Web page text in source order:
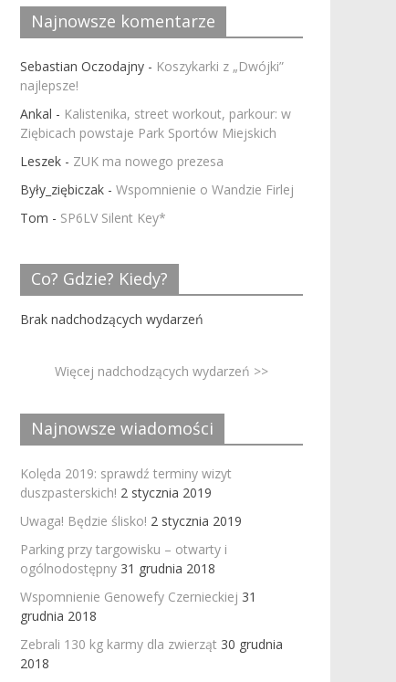
Najnowsze komentarze
Sebastian Oczodajny - Koszykarki z „Dwójki”
najlepsze!
Ankal - Kalistenika, street workout, parkour: w
Ziębicach powstaje Park Sportów Miejskich
Leszek - ZUK ma nowego prezesa
Były_ziębiczak - Wspomnienie o Wandzie Firlej
Tom - SP6LV Silent Key*
Co? Gdzie? Kiedy?
Brak nadchodzących wydarzeń
Więcej nadchodzących wydarzeń >>
Najnowsze wiadomości
Kolęda 2019: sprawdź terminy wizyt
duszpasterskich! 2 stycznia 2019
Uwaga! Będzie ślisko! 2 stycznia 2019
Parking przy targowisku – otwarty i
ogólnodostępny 31 grudnia 2018
Wspomnienie Genowefy Czernieckiej 31
grudnia 2018
Zebrali 130 kg karmy dla zwierząt 30 grudnia
2018